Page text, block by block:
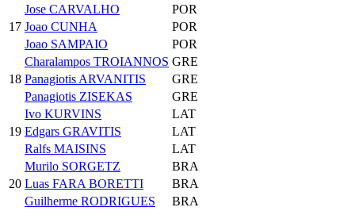
17
Jose CARVALHO
POR
Joao CUNHA
POR
Joao SAMPAIO
POR
18
Charalampos TROIANNOS GRE
Panagiotis ARVANITIS
GRE
Panagiotis ZISEKAS
GRE
19
Ivo KURVINS
LAT
Edgars GRAVITIS
LAT
Ralfs MAISINS
LAT
20
Murilo SORGETZ
BRA
Luas FARA BORETTI
BRA
Guilherme RODRIGUES
BRA